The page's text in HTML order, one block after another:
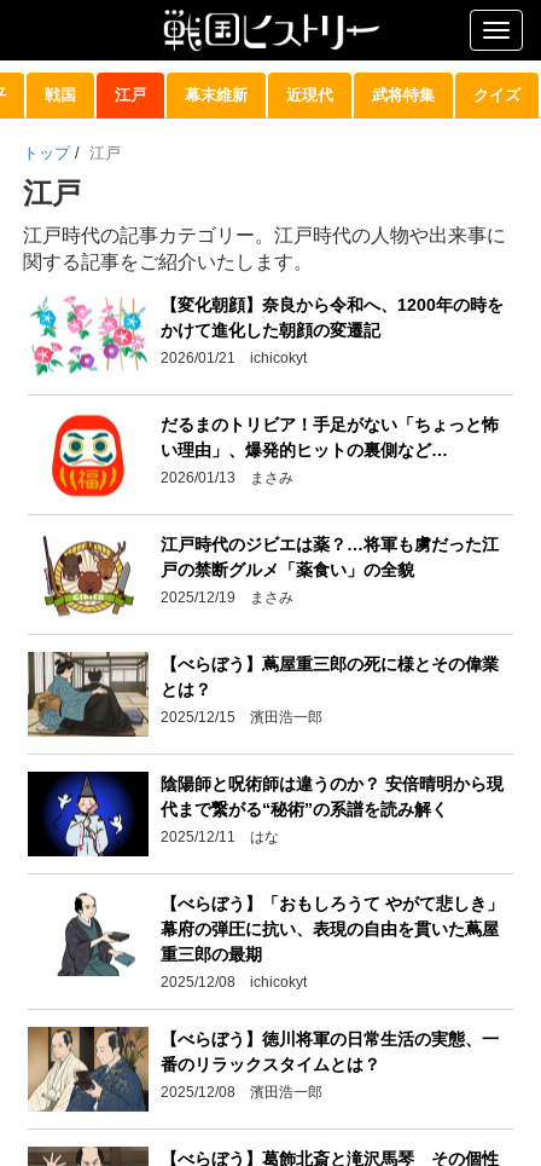
戦国 江戸 幕末維新 近現代 武将特集 クイズ
トップ / 江戸
江戸
江戸時代の記事カテゴリー。江戸時代の人物や出来事に
関する記事をご紹介いたします。
【変化朝顔】奈良から令和へ、1200年の時を
かけて進化した朝顔の変遷記
2026/01/21 ichicokyt
だるまのトリビア！手足がない「ちょっと怖
い理由」、爆発的ヒットの裏側など…
2026/01/13 まさみ
江戸時代のジビエは薬？…将軍も虜だった江
戸の禁断グルメ「薬食い」の全貌
2025/12/19 まさみ
【べらぼう】蔦屋重三郎の死に様とその偉業
とは？
2025/12/15 濱田浩一郎
陰陽師と呪術師は違うのか？ 安倍晴明から現
代まで繋がる“秘術”の系譜を読み解く
2025/12/11 はな
【べらぼう】「おもしろうて やがて悲しき」
幕府の弾圧に抗い、表現の自由を貫いた蔦屋
重三郎の最期
2025/12/08 ichicokyt
【べらぼう】徳川将軍の日常生活の実態、一
番のリラックスタイムとは？
2025/12/08 濱田浩一郎
【べらぼう】葛飾北斎と滝沢馬琴 その個性